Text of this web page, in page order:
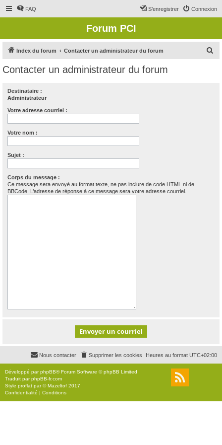
FAQ Connexion
S’enregistrer
Forum PCI
Index du forum Contacter un administrateur du forum
Contacter un administrateur du forum
Destinataire :
Administrateur
Votre adresse courriel :
Votre nom :
Sujet :
Corps du message :
Ce message sera envoyé au format texte, ne pas inclure de code HTML ni de
BBCode. L’adresse de réponse à ce message sera votre adresse courriel.
Heures au format UTC+02:00
Supprimer les cookies
Nous contacter
Développé parphpBB® Forum Software © phpBB Limited
Traduit parphpBB-fr.com
Style proflat par ©Mazeltof 2017
Confidentialité | Conditions